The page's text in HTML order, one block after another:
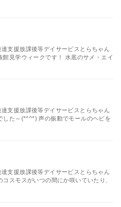
支援放課後等デイサービスとらちゃん
館見学ウィークです！ 水底のサメ・エイ
支援放課後等デイサービスとらちゃん
した～(*^^*) 声の振動でモールのヘビを
支援放課後等デイサービスとらちゃん
スモスがいつの間にか咲いていたり、